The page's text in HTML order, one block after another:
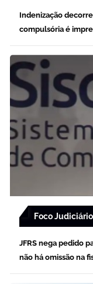
Indenização
compulsória é
Foco Judiciário
JFRS nega pedido
não há omissão na